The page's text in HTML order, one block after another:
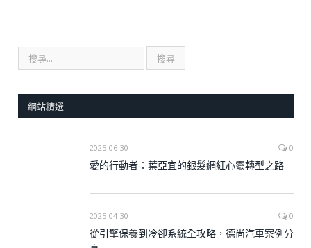
網站精選
2025-06-30 0
愛的行動者：葉亞宜的銀髮網紅心靈轉型之路
2025-04-30 0
從引擎保養到冷卻系統全攻略，德尚汽車案例分